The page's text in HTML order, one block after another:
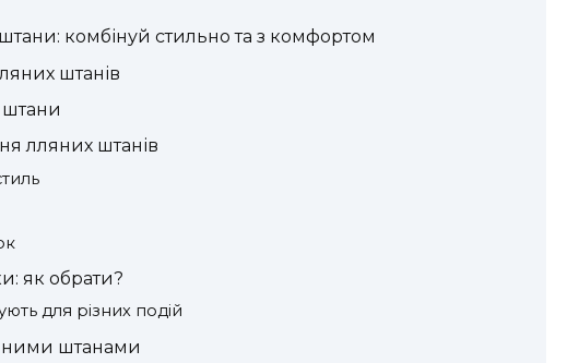
комбінуй стильно та з комфортом
штанів
штани
лляних штанів
як обрати?
для різних подій
штанами